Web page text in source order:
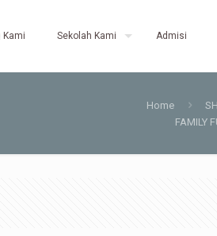
Kami Sekolah Kami Admisi
Home
FAMILY